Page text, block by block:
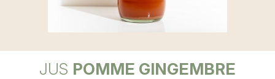
JUS POMME GINGEMBRE